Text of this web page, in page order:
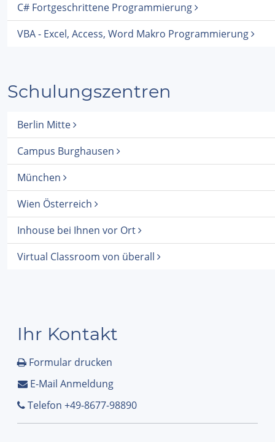
C# Fortgeschrittene Programmierung
VBA - Excel, Access, Word Makro Programmierung
Schulungszentren
Berlin Mitte
Campus Burghausen
München
Wien Österreich
Inhouse bei Ihnen vor Ort
Virtual Classroom von überall
Ihr Kontakt
Formular drucken
E-Mail Anmeldung
Telefon +49-8677-98890